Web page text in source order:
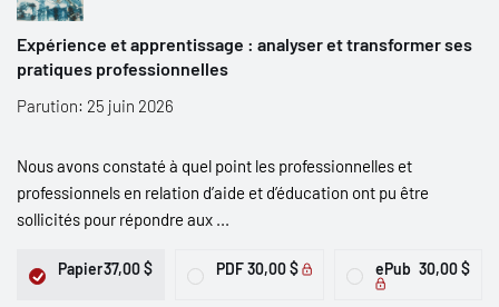
Expérience et apprentissage : analyser et transformer ses
pratiques professionnelles
Parution: 25 juin 2026
Nous avons constaté à quel point les professionnelles et
professionnels en relation d’aide et d’éducation ont pu être
sollicités pour répondre aux ...
Papier37,00 $ PDF30,00 $ ePub 30,00 $